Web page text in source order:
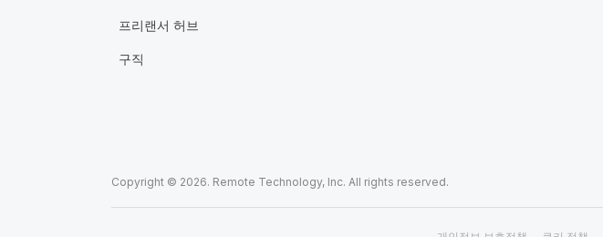
프리랜서 허브
구직
Copyright © 2026. Remote Technology, Inc. All rights reserved.